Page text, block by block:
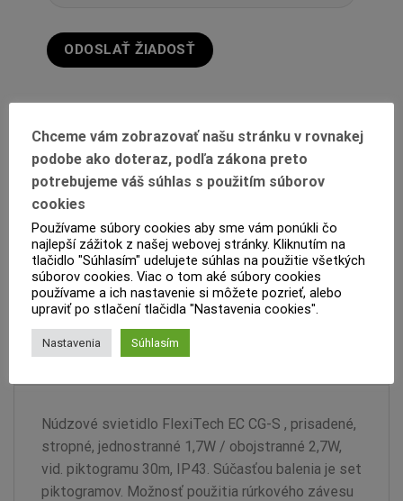
POPIS
ĎALŠIE INFORMÁCIE
PRODUKTOVÝ LIST
Núdzové svietidlo FlexiTech EC CG-S , prisadené,
stropné, jednostranné 1,7W / obojstranné 2,7W,
vid. piktogramu 30m, IP43. Súčasťou balenia je set
piktogramov. Možnosť použitia rúrkového závesu
Chceme vám zobrazovať našu stránku v rovnakej
podobe ako doteraz, podľa zákona preto
potrebujeme váš súhlas s použitím súborov
cookies
Používame súbory cookies aby sme vám ponúkli čo
najlepší zážitok z našej webovej stránky. Kliknutím na
tlačidlo "Súhlasím" udelujete súhlas na použitie všetkých
súborov cookies. Viac o tom aké súbory cookies
používame a ich nastavenie si môžete pozrieť, alebo
upraviť po stlačení tlačidla "Nastavenia cookies".
Nastavenia Súhlasím